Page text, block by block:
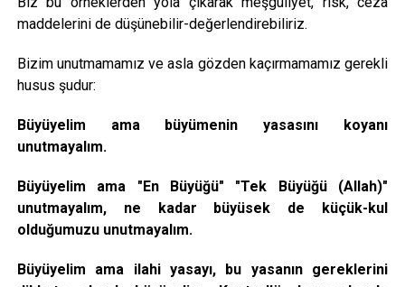
maddelerini de düşünebilir-değerlendirebiliriz.
Bizim unutmamamız ve asla gözden kaçırmamamız gerekli
husus şudur:
Büyüyelim ama büyümenin yasasını koyanı
unutmayalım.
Büyüyelim ama "En Büyüğü" "Tek Büyüğü (Allah)"
unutmayalım, ne kadar büyüsek de küçük-kul
olduğumuzu unutmayalım.
Büyüyelim ama ilahi yasayı, bu yasanın gereklerini